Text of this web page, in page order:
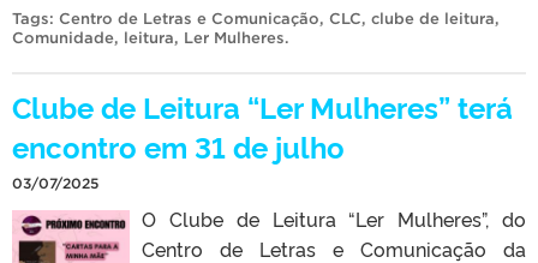
Tags: Centro de Letras e Comunicação, CLC, clube de leitura,
Comunidade, leitura, Ler Mulheres.
Clube de Leitura “Ler Mulheres” terá
encontro em 31 de julho
03/07/2025
O Clube de Leitura “Ler Mulheres”, do
Centro de Letras e Comunicação da